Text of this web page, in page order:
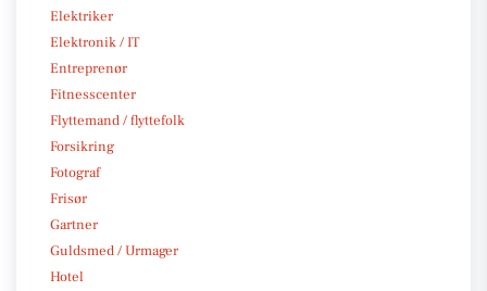
Elektriker
Elektronik / IT
Entreprenør
Fitnesscenter
Flyttemand / flyttefolk
Forsikring
Fotograf
Frisør
Gartner
Guldsmed / Urmager
Hotel